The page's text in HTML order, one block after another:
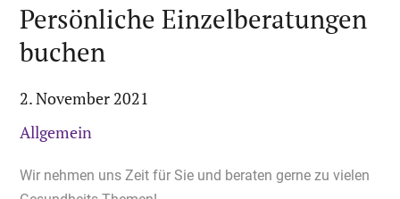
Persönliche Einzelberatungen
buchen
2. November 2021
Allgemein
Wir nehmen uns Zeit für Sie und beraten gerne zu vielen